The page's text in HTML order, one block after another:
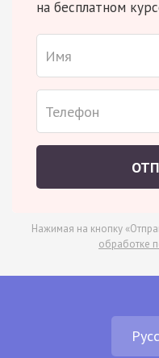
на бесплатном
Нажимая на кнопку
обработке